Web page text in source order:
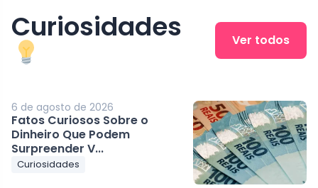
Curiosidades Ver todos
6 de agosto de 2026
Fatos Curiosos Sobre o
Dinheiro Que Podem
Surpreender V...
Curiosidades